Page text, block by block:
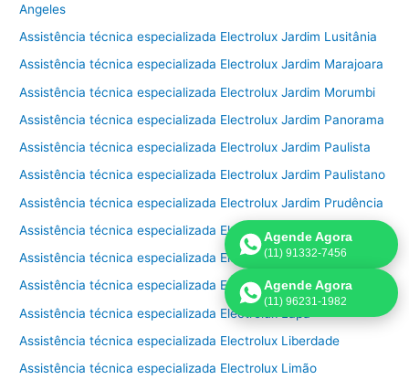
Angeles
Assistência técnica especializada Electrolux Jardim Lusitânia
Assistência técnica especializada Electrolux Jardim Marajoara
Assistência técnica especializada Electrolux Jardim Morumbi
Assistência técnica especializada Electrolux Jardim Panorama
Assistência técnica especializada Electrolux Jardim Paulista
Assistência técnica especializada Electrolux Jardim Paulistano
Assistência técnica especializada Electrolux Jardim Prudência
Assistência técnica especializada Electrolux Jardim São Bento
Assistência técnica especializada Electrolux Jardim São Paulo
Assistência técnica especializada Electrolux Jardins
Assistência técnica especializada Electrolux Lapa
Assistência técnica especializada Electrolux Liberdade
Assistência técnica especializada Electrolux Limão
Agende Agora
(11) 91332-7456
Agende Agora
(11) 96231-1982